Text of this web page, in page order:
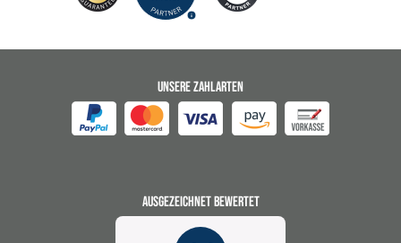
UNSERE ZAHLARTEN
AUSGEZEICHNET BEWERTET